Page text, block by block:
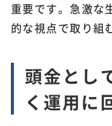
重要です。急激な
的な視点で取り組
頭金とし
く運用に